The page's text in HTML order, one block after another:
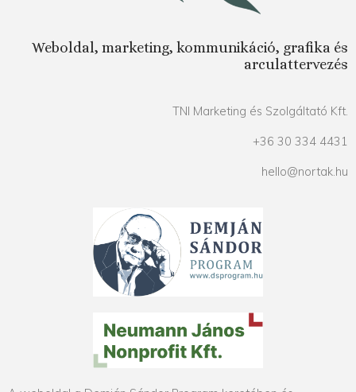
Weboldal, marketing, kommunikáció, grafika és
arculattervezés
TNI Marketing és Szolgáltató Kft.
+36 30 334 4431
hello@nortak.hu